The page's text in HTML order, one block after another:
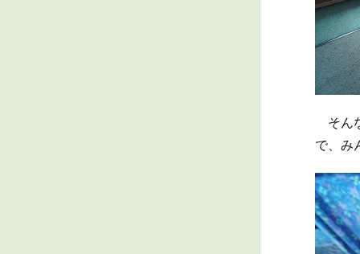
そん
で、み